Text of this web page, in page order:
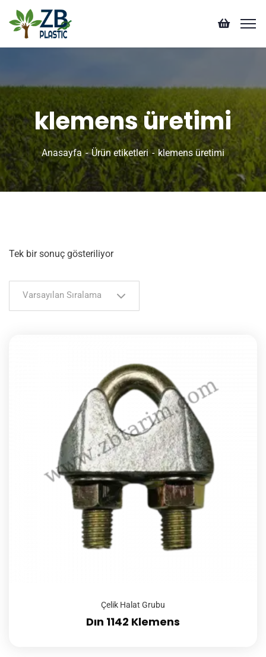
klemens üretimi
Anasayfa Ürün etiketleri klemens üretimi
Tek bir sonuç gösteriliyor
Varsayılan Sıralama
Çelik Halat Grubu
Dın 1142 Klemens